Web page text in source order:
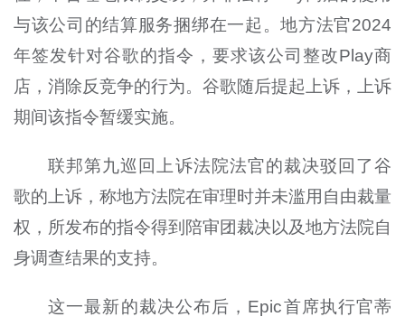
与该公司的结算服务捆绑在一起。地方法官2024
年签发针对谷歌的指令，要求该公司整改Play商
店，消除反竞争的行为。谷歌随后提起上诉，上诉
期间该指令暂缓实施。
联邦第九巡回上诉法院法官的裁决驳回了谷
歌的上诉，称地方法院在审理时并未滥用自由裁量
权，所发布的指令得到陪审团裁决以及地方法院自
身调查结果的支持。
这一最新的裁决公布后，Epic首席执行官蒂